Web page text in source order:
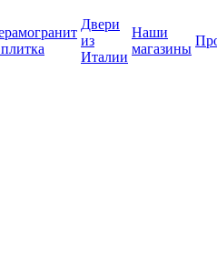
Двери
из
Италии
Наши
магазины